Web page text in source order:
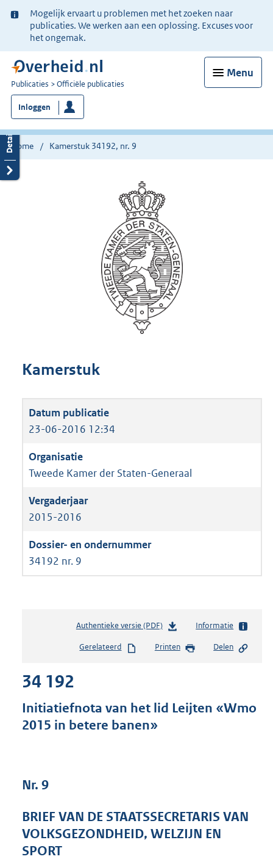
Ter
informatie:
Mogelijk ervaart u problemen met het zoeken naar
publicaties. We werken aan een oplossing. Excuses voor
het ongemak.
Menu
U
bent
nu
hier:
Publicaties Officiële publicaties
Inloggen
Home Kamerstuk 34192, nr. 9
Kamerstuk
23-06-2016 12:34
Tweede Kamer der Staten-Generaal
2015-2016
34192 nr. 9
Authentieke versie (PDF)b
s
d
s
:
4
Informatie
Gerelateerd Printen Delen
34 192
Initiatiefnota van het lid Leijten «Wmo
2015 in betere banen»
Nr. 9
BRIEF VAN DE STAATSSECRETARIS VAN
VOLKSGEZONDHEID, WELZIJN EN
SPORT